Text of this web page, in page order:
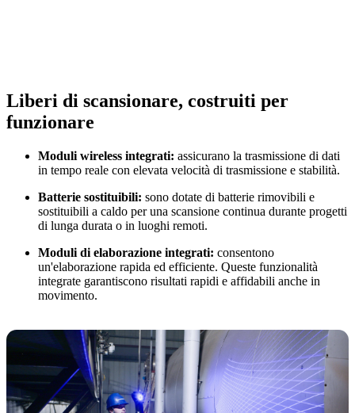
Liberi di scansionare, costruiti per
funzionare
Moduli wireless integrati: assicurano la trasmissione di dati
in tempo reale con elevata velocità di trasmissione e stabilità.
Batterie sostituibili: sono dotate di batterie rimovibili e
sostituibili a caldo per una scansione continua durante progetti
di lunga durata o in luoghi remoti.
Moduli di elaborazione integrati: consentono
un'elaborazione rapida ed efficiente. Queste funzionalità
integrate garantiscono risultati rapidi e affidabili anche in
movimento.